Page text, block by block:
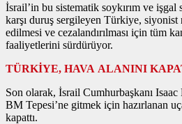
İsrail’in bu sistematik soykırım ve işgal
karşı duruş sergileyen Türkiye,
edilmesi ve cezalandırılması için tüm
faaliyetlerini sürdürüyor.
TÜRKİYE, HAVA ALANINI
Son olarak, İsrail Cumhurbaşkanı
BM Tepesi’ne gitmek için hazırlanan
kapattı.